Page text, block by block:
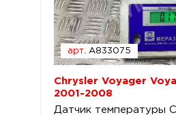
арт. A833075
Chrysler Voyager
2001-2008
Датчик температуры